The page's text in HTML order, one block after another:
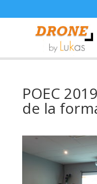
POEC
de la